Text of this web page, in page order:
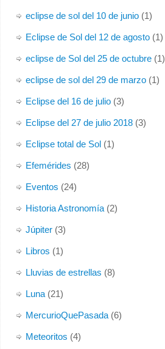
eclipse de sol del 10 de junio(1)
Eclipse de Sol del 12 de agosto(1)
eclipse de Sol del 25 de octubre(1)
eclipse de sol del 29 de marzo(1)
Eclipse del 16 de julio(3)
Eclipse del 27 de julio 2018(3)
Eclipse total de Sol(1)
Efemérides (28)
Eventos (24)
Historia Astronomía(2)
Júpiter(3)
Libros (1)
Lluvias de estrellas (8)
Luna(21)
MercurioQuePasada(6)
Meteoritos (4)